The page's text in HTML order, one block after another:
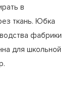
в
ткань. Юбка
фабрики
для школьной